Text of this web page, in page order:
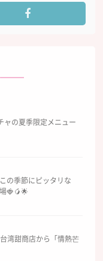
ャの夏季限定メニュー
の季節にピッタリな
🍓🥭🌟
湾甜商店から「情熱芒